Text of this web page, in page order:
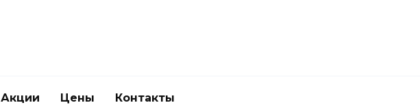
Акции Цены Контакты